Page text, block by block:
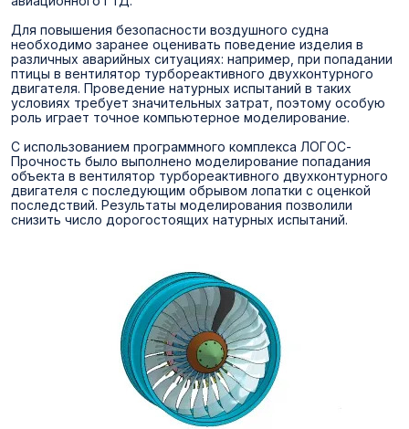
Для повышения безопасности воздушного судна
необходимо заранее оценивать поведение изделия в
различных аварийных ситуациях: например, при попадании
птицы в вентилятор турбореактивного двухконтурного
двигателя. Проведение натурных испытаний в таких
условиях требует значительных затрат, поэтому особую
роль играет точное компьютерное моделирование.
С использованием программного комплекса ЛОГОС-
Прочность было выполнено моделирование попадания
объекта в вентилятор турбореактивного двухконтурного
двигателя с последующим обрывом лопатки с оценкой
последствий. Результаты моделирования позволили
снизить число дорогостоящих натурных испытаний.